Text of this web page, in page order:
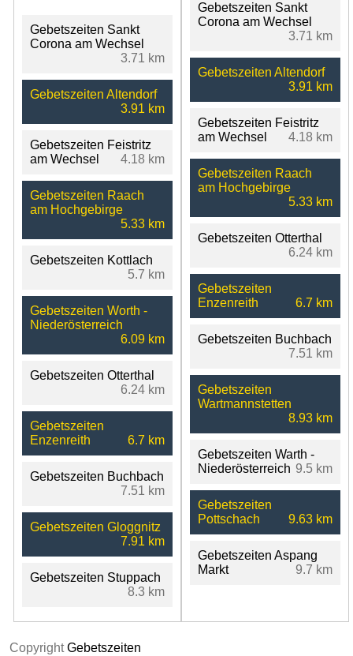
Gebetszeiten Sankt
Corona am Wechsel
3.71 km
Gebetszeiten Altendorf
3.91 km
Gebetszeiten Feistritz
am Wechsel
4.18 km
Gebetszeiten Raach
am Hochgebirge
5.33 km
Gebetszeiten Kottlach
5.7 km
Gebetszeiten Worth -
Niederösterreich
6.09 km
Gebetszeiten Otterthal
6.24 km
Gebetszeiten
Enzenreith
6.7 km
Gebetszeiten Buchbach
7.51 km
Gebetszeiten Gloggnitz
7.91 km
Gebetszeiten Stuppach
8.3 km
Gebetszeiten Sankt
Corona am Wechsel
3.71 km
Gebetszeiten Altendorf
3.91 km
Gebetszeiten Feistritz
am Wechsel
4.18 km
Gebetszeiten Raach
am Hochgebirge
5.33 km
Gebetszeiten Otterthal
6.24 km
Gebetszeiten
Enzenreith
6.7 km
Gebetszeiten Buchbach
7.51 km
Gebetszeiten
Wartmannstetten
8.93 km
Gebetszeiten Warth -
Niederösterreich 9.5 km
Gebetszeiten
Pottschach
9.63 km
Gebetszeiten Aspang
Markt
9.7 km
CopyrightGebetszeiten